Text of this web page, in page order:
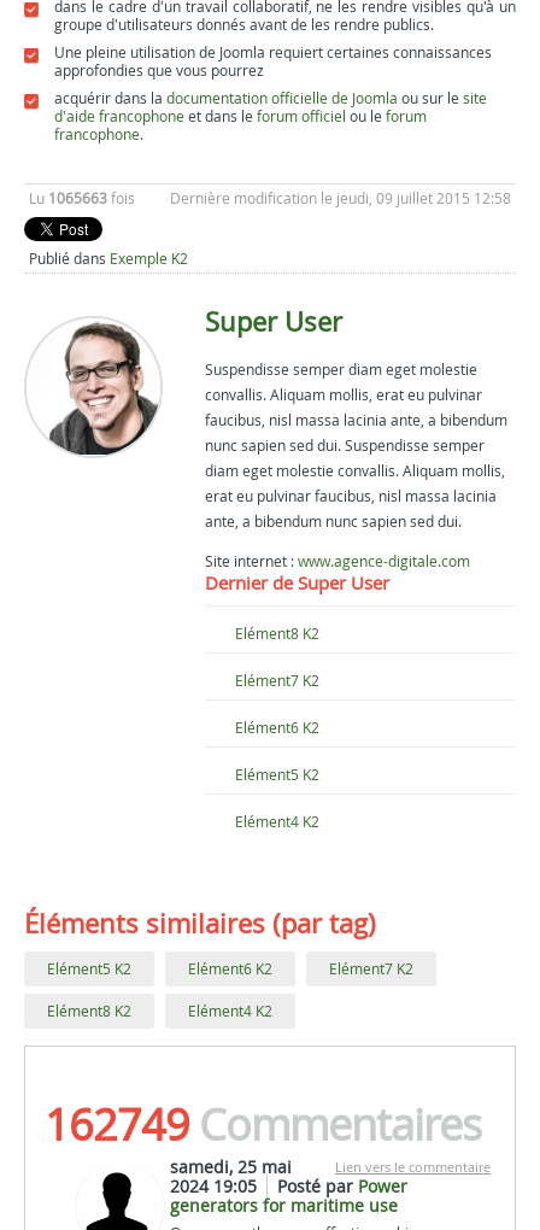
dans le cadre d'un travail collaboratif, ne les rendre visibles qu'à un
groupe d'utilisateurs donnés avant de les rendre publics.
Une pleine utilisation de Joomla requiert certaines connaissances
approfondies que vous pourrez
acquérir dans la documentation officielle de Joomla ou sur le site
d'aide francophone et dans le forum officiel ou le forum
francophone.
Lu 1065663 fois Dernière modification le jeudi, 09 juillet 2015 12:58
Publié dans Exemple K2
Super User
Suspendisse semper diam eget molestie
convallis. Aliquam mollis, erat eu pulvinar
faucibus, nisl massa lacinia ante, a bibendum
nunc sapien sed dui. Suspendisse semper
diam eget molestie convallis. Aliquam mollis,
erat eu pulvinar faucibus, nisl massa lacinia
ante, a bibendum nunc sapien sed dui.
Site internet : www.agence-digitale.com
Dernier de Super User
Elément8 K2
Elément7 K2
Elément6 K2
Elément5 K2
Elément4 K2
Éléments similaires (par tag)
Elément5 K2 Elément6 K2 Elément7 K2
Elément8 K2 Elément4 K2
162749 Commentaires
Lien vers le commentaire
samedi, 25 mai
2024 19:05
Posté par Power
generators for maritime use